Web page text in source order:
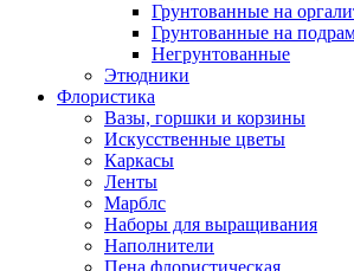
Грунтованные на
Грунтованные на
Негрунтованные
Этюдники
Флористика
Вазы, горшки и корзины
Искусственные цветы
Каркасы
Ленты
Марблс
Наборы для выращивания
Наполнители
Пена флористическая